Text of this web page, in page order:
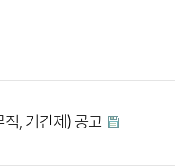
, 기간제) 공고